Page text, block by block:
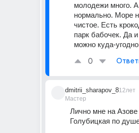
молодежи много.
нормально. Море
чистое. Есть
парк бабочек. Да
можно куда-
0
dmitrii_sharapov_8
Мастер
12лет
Лично мне на
Голубицкая по